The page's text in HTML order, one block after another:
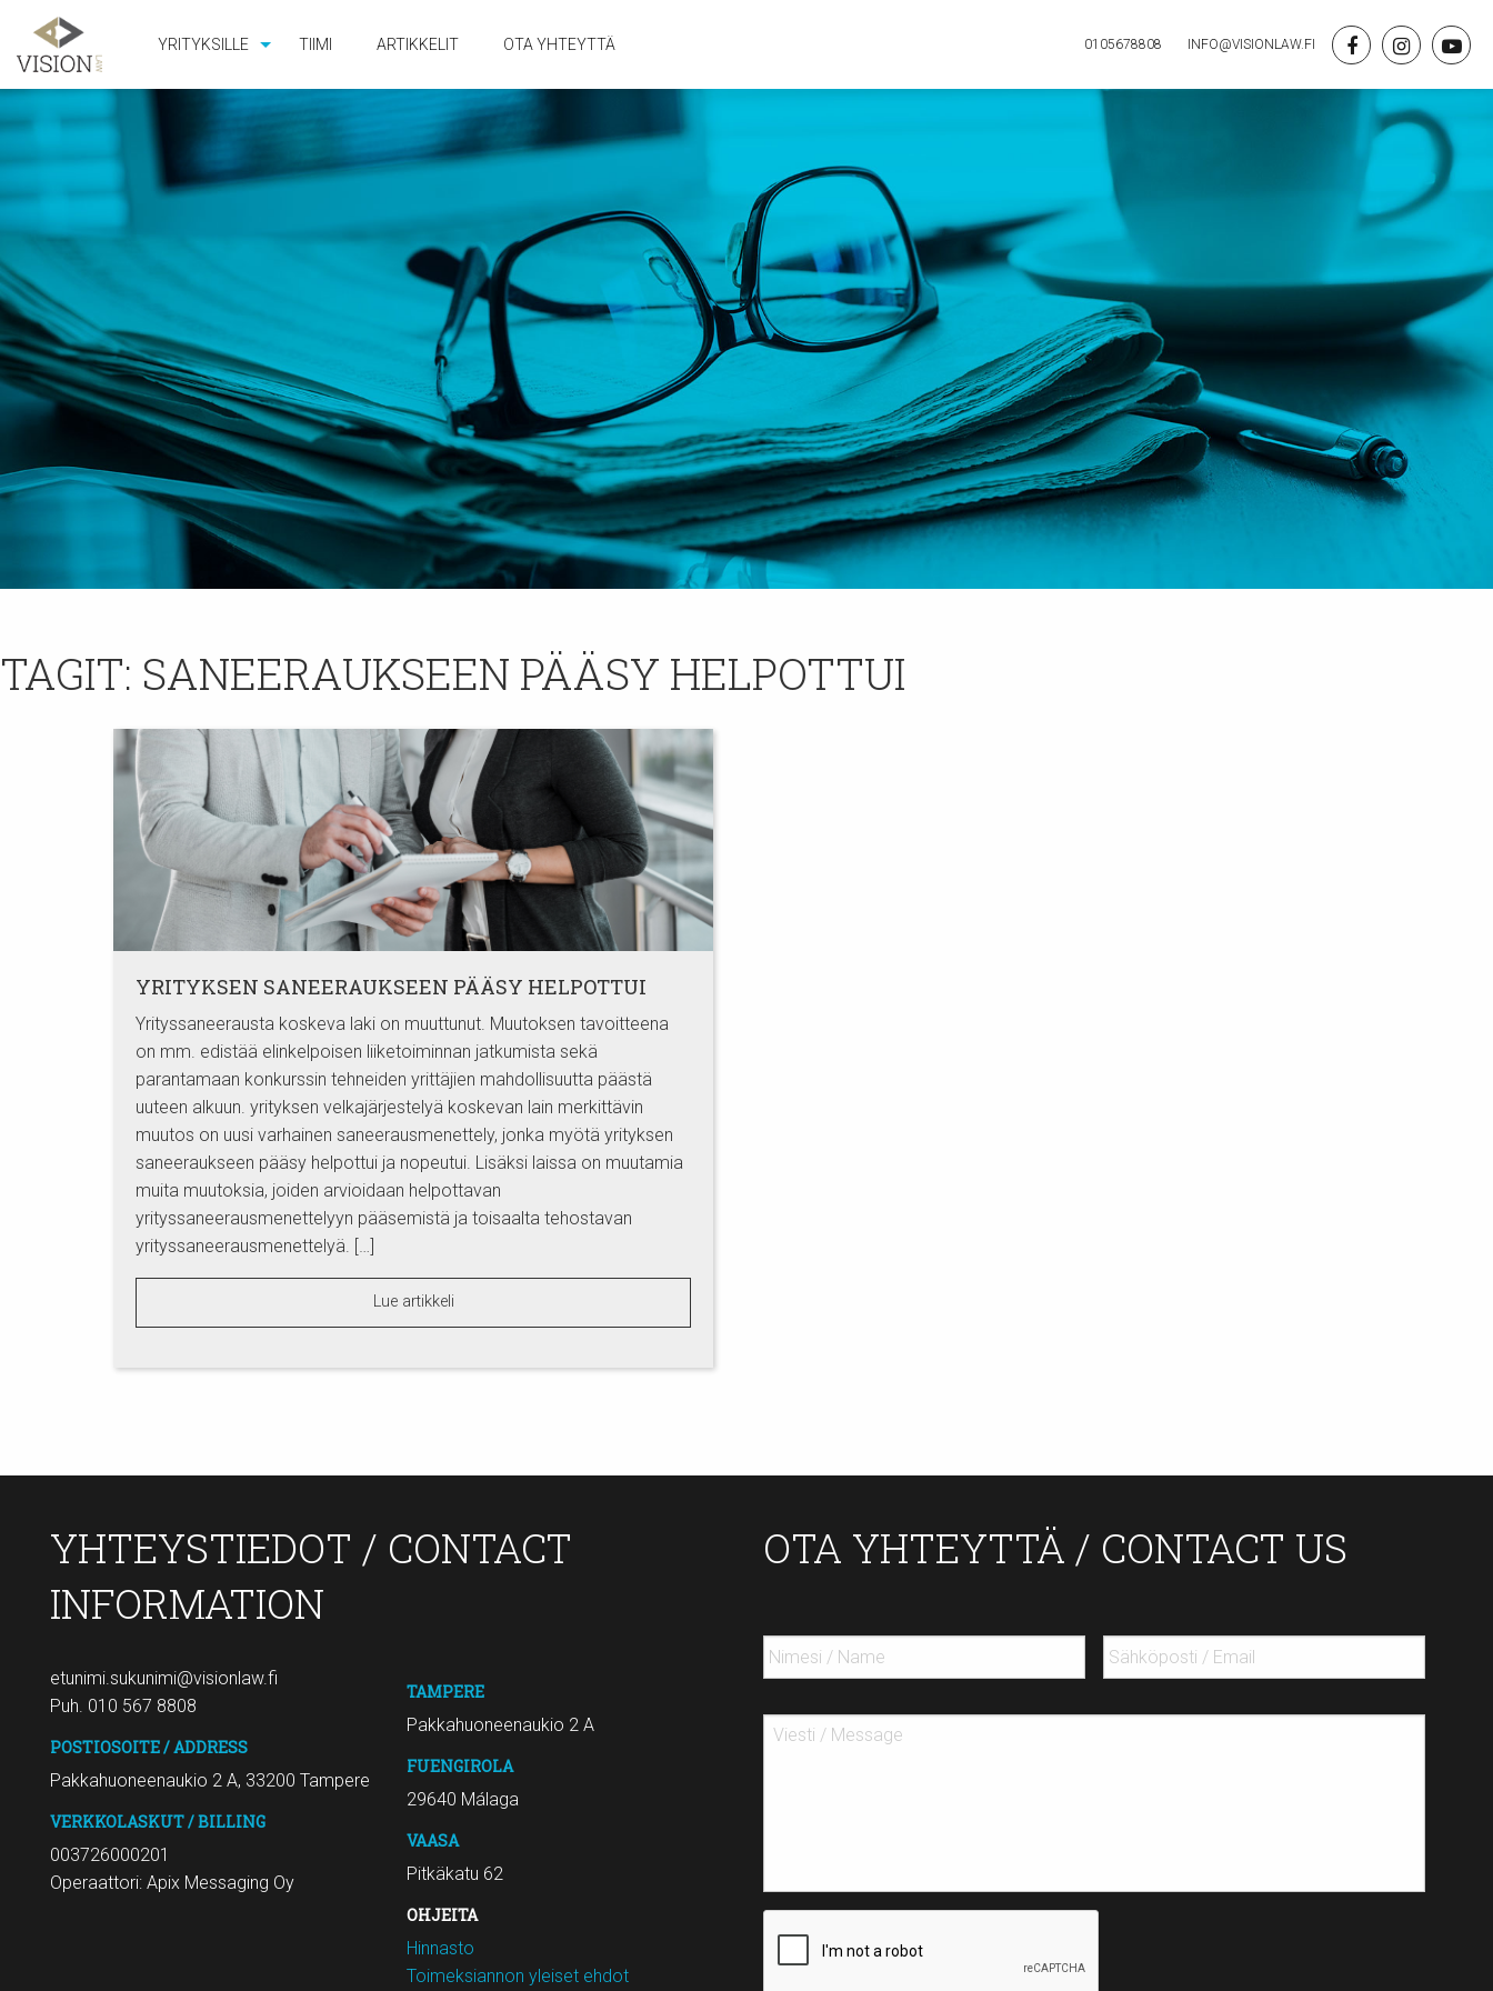
YRITYKSILLE TIIMI ARTIKKELIT OTA YHTEYTTÄ 0105678808 INFO@VISIONLAW.FI
TAGIT: SANEERAUKSEEN PÄÄSY HELPOTTUI
YRITYKSEN SANEERAUKSEEN PÄÄSY HELPOTTUI
Yrityssaneerausta koskeva laki on muuttunut. Muutoksen tavoitteena
on mm. edistää elinkelpoisen liiketoiminnan jatkumista sekä
parantamaan konkurssin tehneiden yrittäjien mahdollisuutta päästä
uuteen alkuun. yrityksen velkajärjestelyä koskevan lain merkittävin
muutos on uusi varhainen saneerausmenettely, jonka myötä yrityksen
saneeraukseen pääsy helpottui ja nopeutui. Lisäksi laissa on muutamia
muita muutoksia, joiden arvioidaan helpottavan
yrityssaneerausmenettelyyn pääsemistä ja toisaalta tehostavan
yrityssaneerausmenettelyä. […]
Lue artikkeli
YHTEYSTIEDOT / CONTACT
INFORMATION
etunimi.sukunimi@visionlaw.fi
Puh. 010 567 8808
POSTIOSOITE / ADDRESS
Pakkahuoneenaukio 2 A, 33200 Tampere
VERKKOLASKUT / BILLING
003726000201
Operaattori: Apix Messaging Oy
TAMPERE
Pakkahuoneenaukio 2 A
FUENGIROLA
29640 Málaga
VAASA
Pitkäkatu 62
OHJEITA
Hinnasto
Toimeksiannon yleiset ehdot
OTA YHTEYTTÄ / CONTACT US